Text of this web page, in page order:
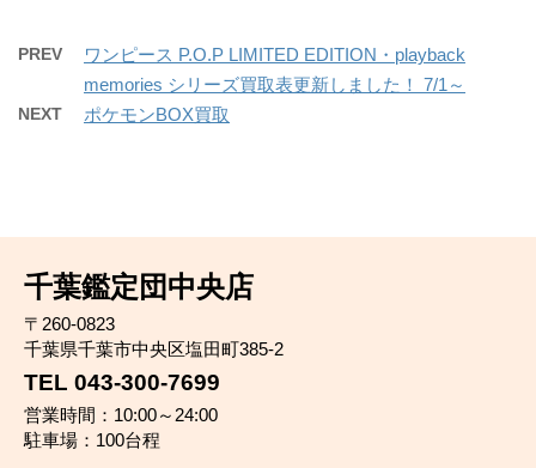
PREV
ワンピース P.O.P LIMITED EDITION・playback
memories シリーズ買取表更新しました！ 7/1～
NEXT ポケモンBOX買取
千葉鑑定団中央店
〒260-0823
千葉県千葉市中央区塩田町385-2
TEL 043-300-7699
営業時間：10:00～24:00
駐車場：100台程